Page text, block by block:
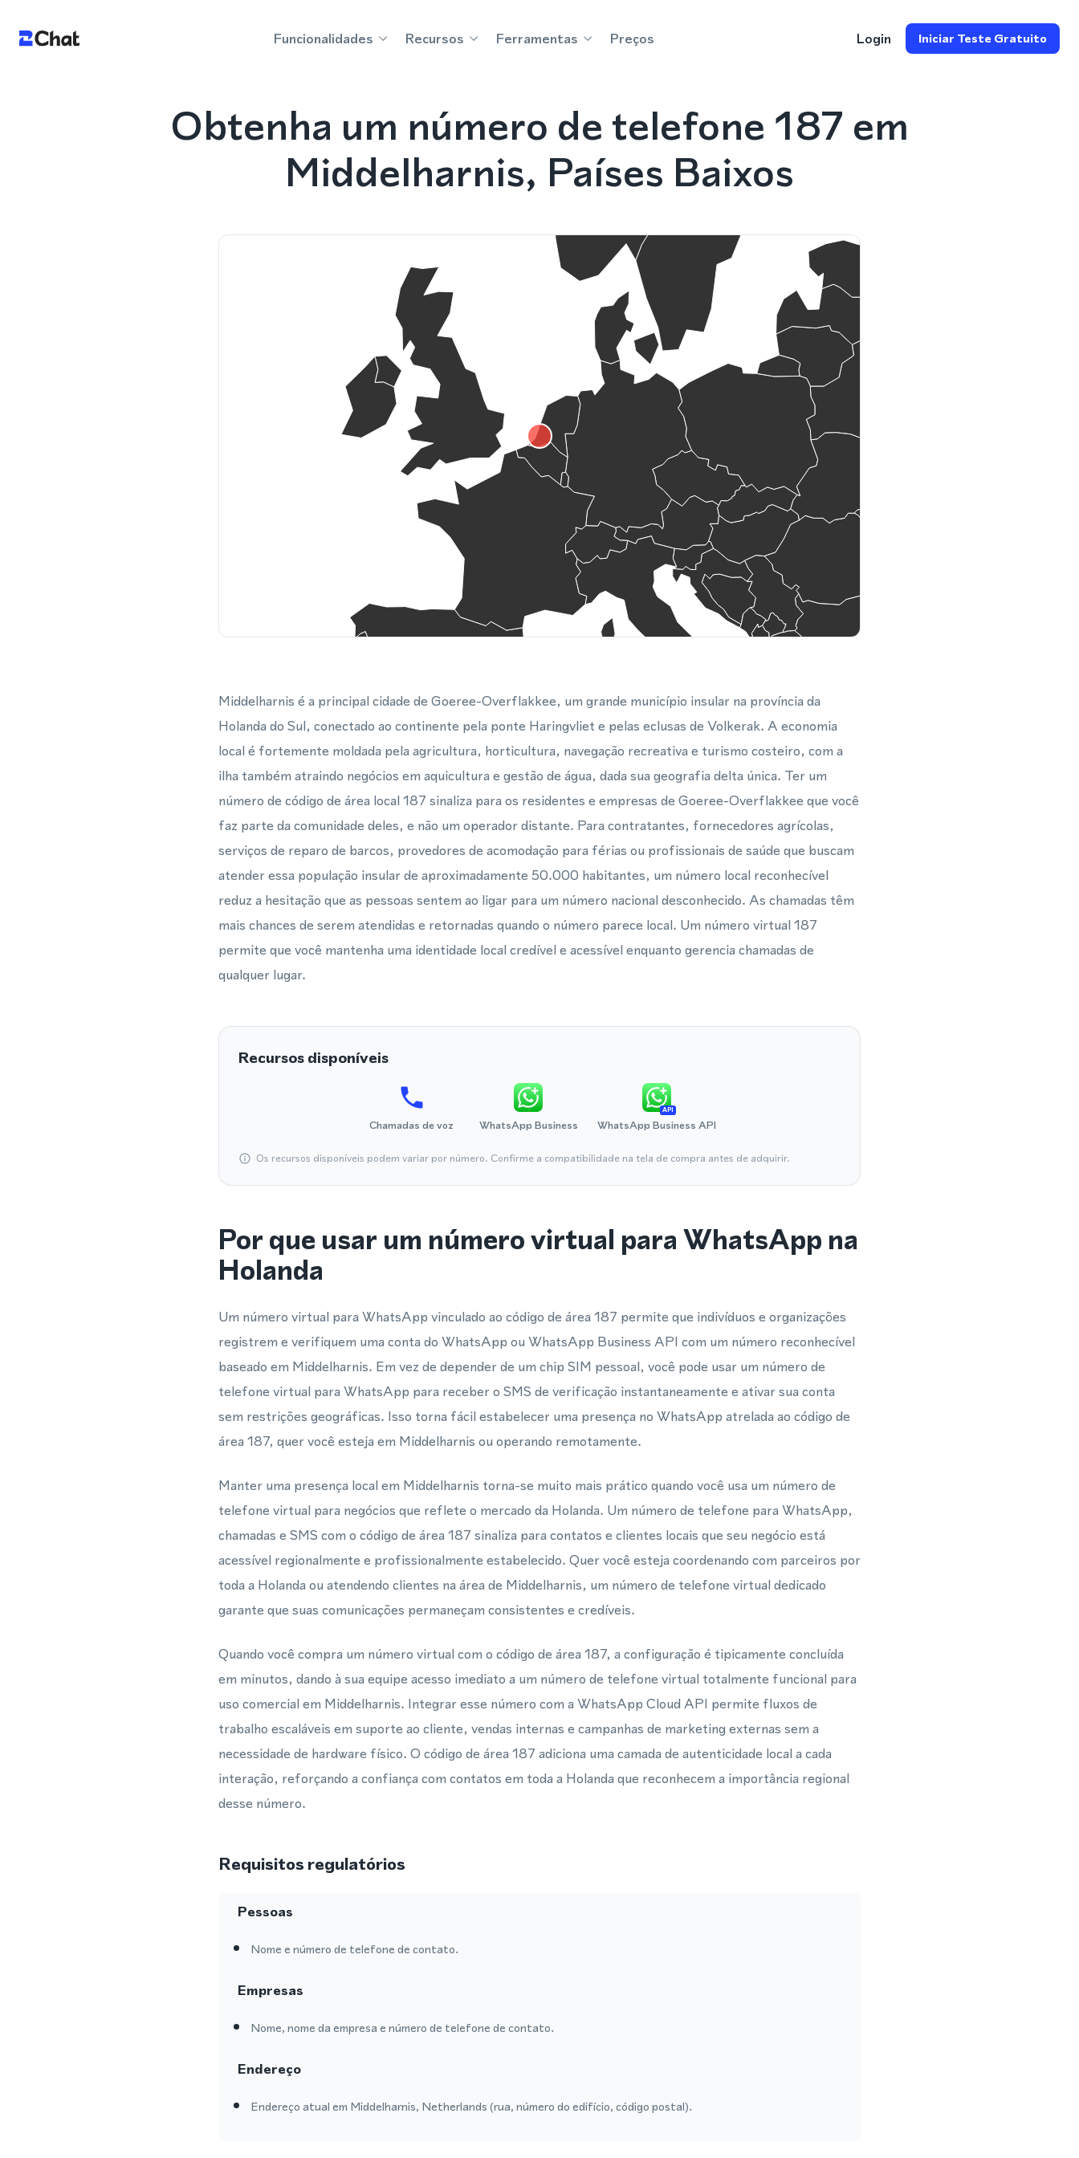
Funcionalidades Recursos Ferramentas Preços Login Iniciar Teste Gratuito
Obtenha um número de telefone 187 em
Middelharnis, Países Baixos
Middelharnis é a principal cidade de Goeree-Overflakkee, um grande município insular na província da
Holanda do Sul, conectado ao continente pela ponte Haringvliet e pelas eclusas de Volkerak. A economia
local é fortemente moldada pela agricultura, horticultura, navegação recreativa e turismo costeiro, com a
ilha também atraindo negócios em aquicultura e gestão de água, dada sua geografia delta única. Ter um
número de código de área local 187 sinaliza para os residentes e empresas de Goeree-Overflakkee que você
faz parte da comunidade deles, e não um operador distante. Para contratantes, fornecedores agrícolas,
serviços de reparo de barcos, provedores de acomodação para férias ou profissionais de saúde que buscam
atender essa população insular de aproximadamente 50.000 habitantes, um número local reconhecível
reduz a hesitação que as pessoas sentem ao ligar para um número nacional desconhecido. As chamadas têm
mais chances de serem atendidas e retornadas quando o número parece local. Um número virtual 187
permite que você mantenha uma identidade local credível e acessível enquanto gerencia chamadas de
qualquer lugar.
Recursos disponíveis
Chamadas de voz WhatsApp Business
API
WhatsApp Business API
Os recursos disponíveis podem variar por número. Confirme a compatibilidade na tela de compra antes de adquirir.
Por que usar um número virtual para WhatsApp na
Holanda
Um número virtual para WhatsApp vinculado ao código de área 187 permite que indivíduos e organizações
registrem e verifiquem uma conta do WhatsApp ou WhatsApp Business API com um número reconhecível
baseado em Middelharnis. Em vez de depender de um chip SIM pessoal, você pode usar um número de
telefone virtual para WhatsApp para receber o SMS de verificação instantaneamente e ativar sua conta
sem restrições geográficas. Isso torna fácil estabelecer uma presença no WhatsApp atrelada ao código de
área 187, quer você esteja em Middelharnis ou operando remotamente.
Manter uma presença local em Middelharnis torna-se muito mais prático quando você usa um número de
telefone virtual para negócios que reflete o mercado da Holanda. Um número de telefone para WhatsApp,
chamadas e SMS com o código de área 187 sinaliza para contatos e clientes locais que seu negócio está
acessível regionalmente e profissionalmente estabelecido. Quer você esteja coordenando com parceiros por
toda a Holanda ou atendendo clientes na área de Middelharnis, um número de telefone virtual dedicado
garante que suas comunicações permaneçam consistentes e credíveis.
Quando você compra um número virtual com o código de área 187, a configuração é tipicamente concluída
em minutos, dando à sua equipe acesso imediato a um número de telefone virtual totalmente funcional para
uso comercial em Middelharnis. Integrar esse número com a WhatsApp Cloud API permite fluxos de
trabalho escaláveis em suporte ao cliente, vendas internas e campanhas de marketing externas sem a
necessidade de hardware físico. O código de área 187 adiciona uma camada de autenticidade local a cada
interação, reforçando a confiança com contatos em toda a Holanda que reconhecem a importância regional
desse número.
Requisitos regulatórios
Pessoas
Nome e número de telefone de contato.
Empresas
Nome, nome da empresa e número de telefone de contato.
Endereço
Endereço atual em Middelharnis, Netherlands (rua, número do edifício, código postal).